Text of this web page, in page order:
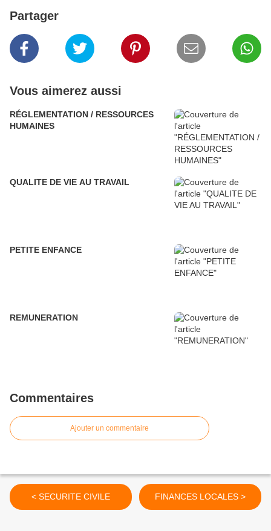
Partager
Vous aimerez aussi
RÉGLEMENTATION / RESSOURCES
HUMAINES
QUALITE DE VIE AU TRAVAIL
PETITE ENFANCE
REMUNERATION
Commentaires
Ajouter un commentaire
< SECURITE CIVILE FINANCES LOCALES >